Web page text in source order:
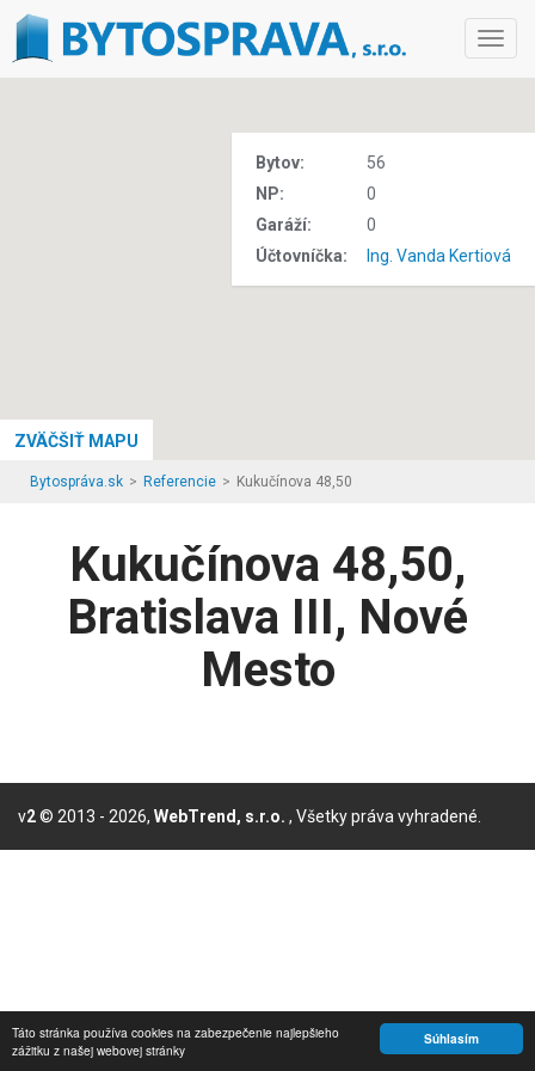
Súhlasím
Táto stránka používa cookies na zabezpečenie najlepšieho
zážitku z našej webovej stránky
ZVÄČŠIŤ MAPU
Bytospráva.sk Referencie Kukučínova 48,50
Bytov:
56
NP:
0
Garáží:
0
Účtovníčka:
Ing. Vanda Kertiová
Kukučínova 48,50,
Bratislava III, Nové
Mesto
v2© 2013 - 2026, WebTrend, s.r.o. , Všetky práva vyhradené.